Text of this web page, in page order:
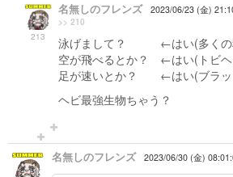
213
名無しのフレンズ 2023/06/23 (金)
>> 210
泳げまして？ ←はい(多くの
空が飛べるとか？ ←はい(トビヘ
足が速いとか？ ←はい(ブラッ
ヘビ最強生物ちゃう？
名無しのフレンズ 2023/06/30 (金)